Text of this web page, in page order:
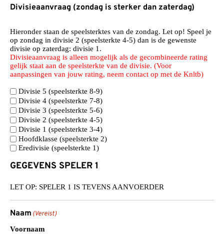
Divisieaanvraag (zondag is sterker dan zaterdag)
Hieronder staan de speelsterktes van de zondag. Let op! Speel je
op zondag in divisie 2 (speelsterkte 4-5) dan is de gewenste
divisie op zaterdag: divisie 1.
Divisieaanvraag is alleen mogelijk als de gecombineerde rating
gelijk staat aan de speelsterkte van de divisie. (Voor
aanpassingen van jouw rating, neem contact op met de Knltb)
Divisie 5 (speelsterkte 8-9)
Divisie 4 (speelsterkte 7-8)
Divisie 3 (speelsterkte 5-6)
Divisie 2 (speelsterkte 4-5)
Divisie 1 (speelsterkte 3-4)
Hoofdklasse (speelsterkte 2)
Eredivisie (speelsterkte 1)
GEGEVENS SPELER 1
LET OP: SPELER 1 IS TEVENS AANVOERDER
Naam (Vereist)
Voornaam